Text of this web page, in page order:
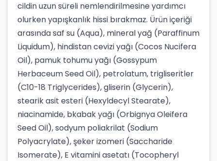
cildin uzun süreli nemlendirilmesine yardımcı
olurken yapışkanlık hissi bırakmaz. Ürün içeriği
arasında saf su (Aqua), mineral yağ (Paraffinum
Liquidum), hindistan cevizi yağı (Cocos Nucifera
Oil), pamuk tohumu yağı (Gossypum
Herbaceum Seed Oil), petrolatum, trigliseritler
(C10-18 Triglycerides), gliserin (Glycerin),
stearik asit esteri (Hexyldecyl Stearate),
niacinamide, bkabak yağı (Orbignya Oleifera
Seed Oil), sodyum poliakrilat (Sodium
Polyacrylate), şeker izomeri (Saccharide
Isomerate), E vitamini asetatı (Tocopheryl